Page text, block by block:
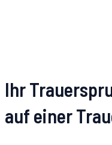
Ihr
auf einer